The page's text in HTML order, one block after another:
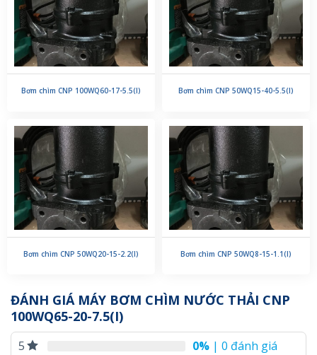
Bơm chìm CNP 100WQ60-17-5.5(I) Bơm chìm CNP 50WQ15-40-5.5(I)
Bơm chìm CNP 50WQ20-15-2.2(I) Bơm chìm CNP 50WQ8-15-1.1(I)
ĐÁNH GIÁ MÁY BƠM CHÌM NƯỚC THẢI CNP
100WQ65-20-7.5(I)
5 0% | 0 đánh giá